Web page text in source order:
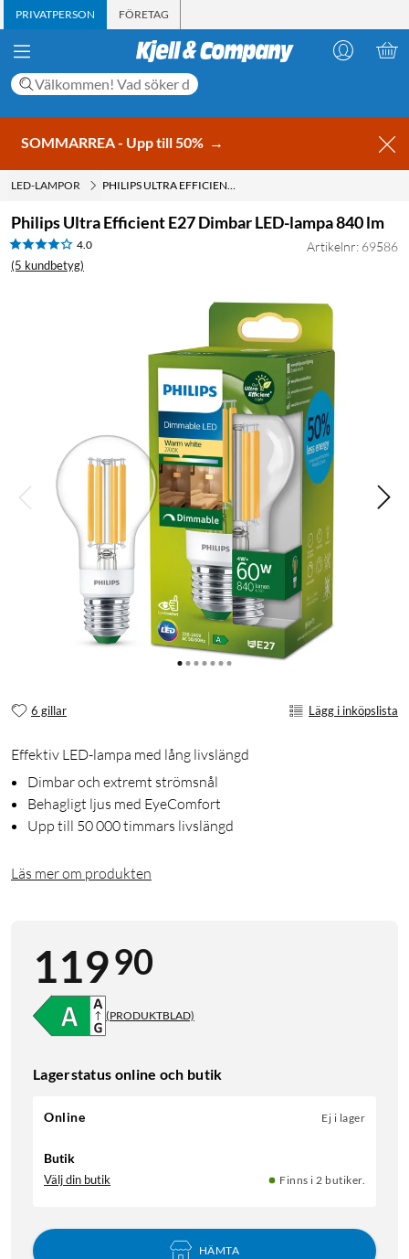
PRIVATPERSON FÖRETAG
SOMMARREA - Upp till 50% →
LED-LAMPOR PHILIPS ULTRA EFFICIENT E27 DIMBAR LED-LAMPA 840 LM
Philips Ultra Efficient E27 Dimbar LED-lampa 840 lm
4.0
(5 kundbetyg)
Artikelnr: 69586
6 gillar Lägg i inköpslista
Effektiv LED-lampa med lång livslängd
Dimbar och extremt strömsnål
Behagligt ljus med EyeComfort
Upp till 50 000 timmars livslängd
Läs mer om produkten
11990
(PRODUKTBLAD)
Lagerstatus online och butik
Online Ej i lager
Butik
Välj din butik Finns i 2 butiker.
HÄMTA